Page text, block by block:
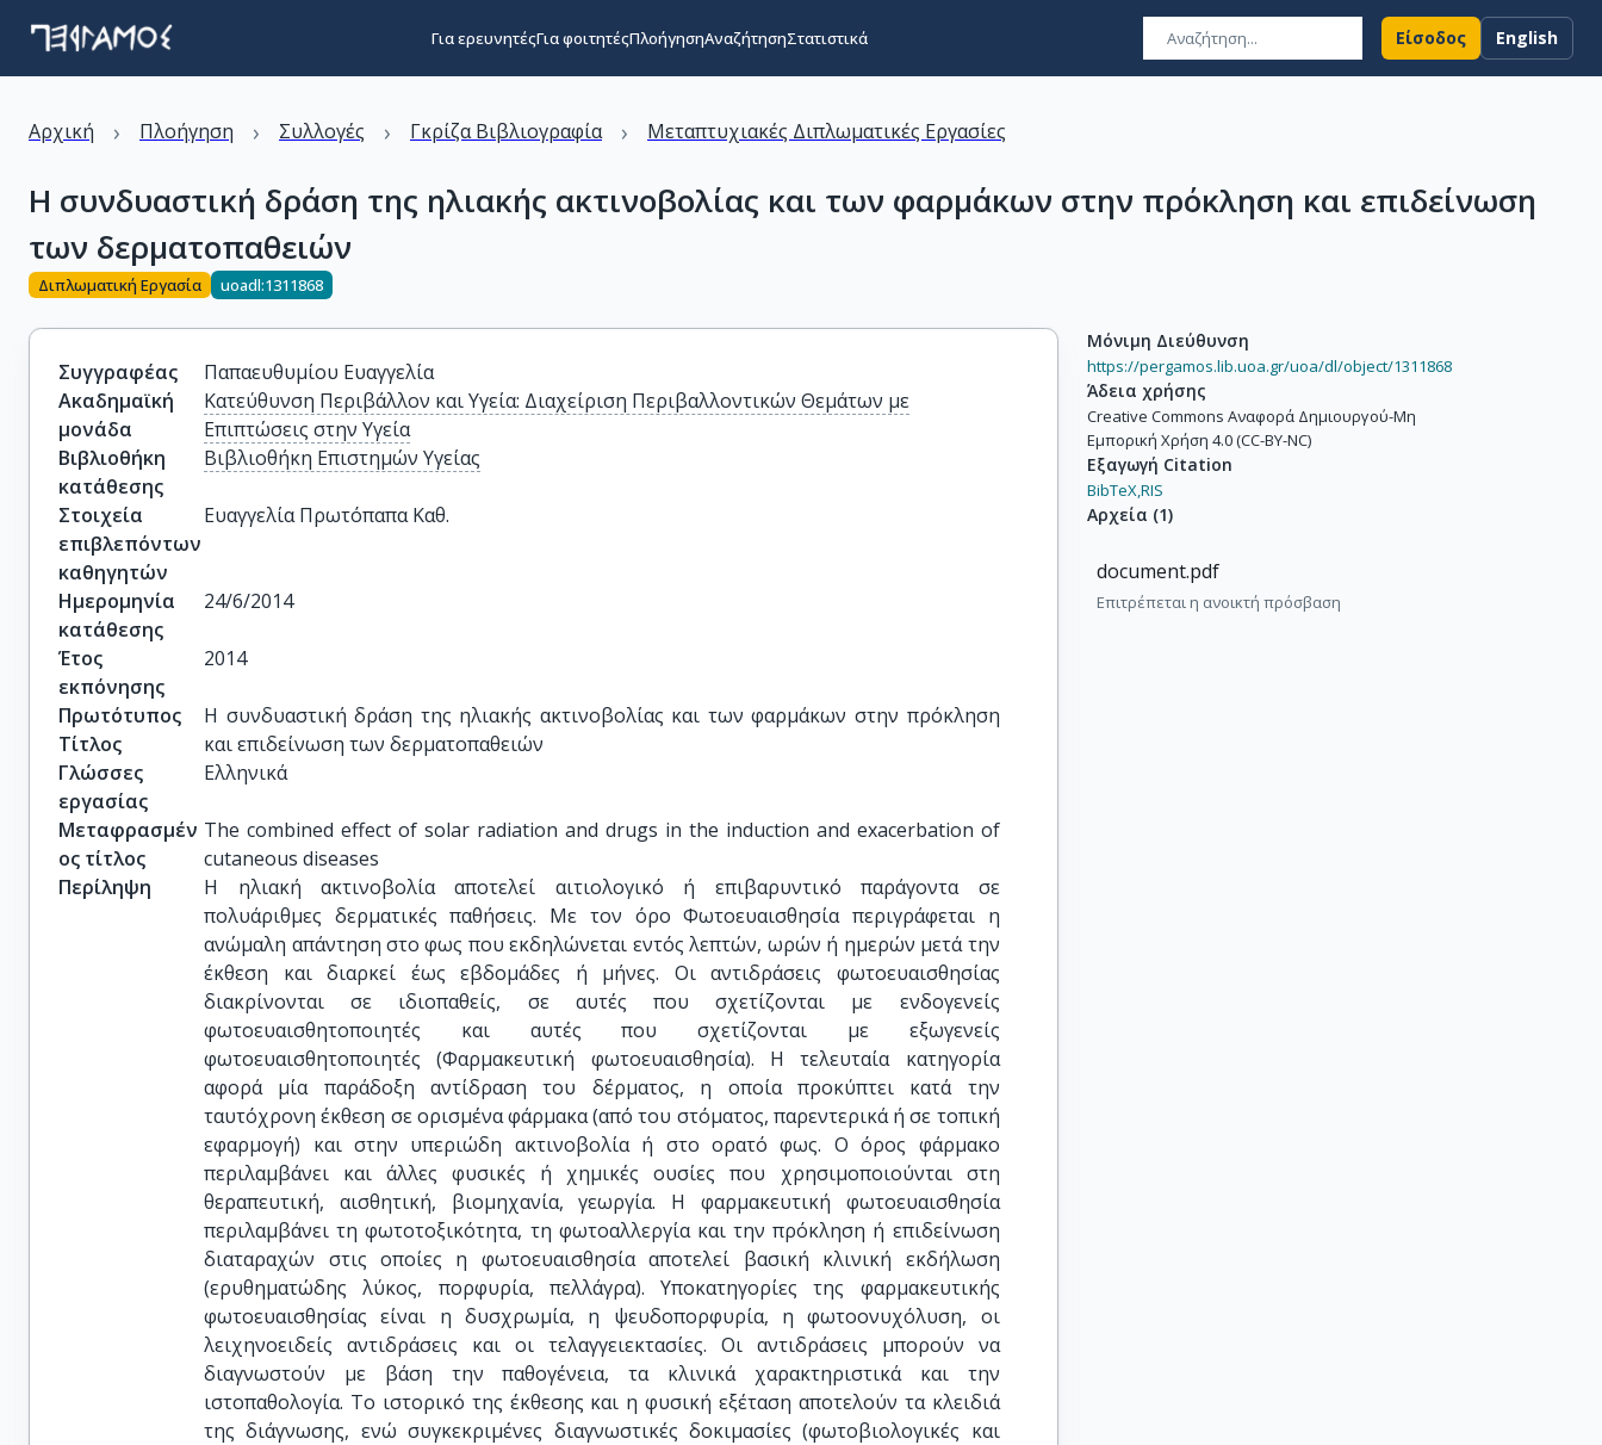
Για ερευνητέςΓια φοιτητέςΠλοήγησηΑναζήτησηΣτατιστικά Είσοδος English
Αρχική › Πλοήγηση › Συλλογές › Γκρίζα Βιβλιογραφία › Μεταπτυχιακές Διπλωματικές Εργασίες
Η συνδυαστική δράση της ηλιακής ακτινοβολίας και των φαρμάκων στην πρόκληση και επιδείνωση
των δερματοπαθειών
Διπλωματική Εργασία uoadl:1311868
Συγγραφέας
Παπαευθυμίου Ευαγγελία
Ακαδημαϊκή
μονάδα
Κατεύθυνση Περιβάλλον και Υγεία: Διαχείριση Περιβαλλοντικών Θεμάτων με
Επιπτώσεις στην Υγεία
Βιβλιοθήκη
κατάθεσης
Βιβλιοθήκη Επιστημών Υγείας
Στοιχεία
επιβλεπόντων
καθηγητών
Ευαγγελία Πρωτόπαπα Καθ.
Ημερομηνία
κατάθεσης
24/6/2014
Έτος
εκπόνησης
2014
Πρωτότυπος
Τίτλος
Η συνδυαστική δράση της ηλιακής ακτινοβολίας και των φαρμάκων στην πρόκληση
και επιδείνωση των δερματοπαθειών
Γλώσσες
εργασίας
Ελληνικά
Μεταφρασμέν
ος τίτλος
The combined effect of solar radiation and drugs in the induction and exacerbation of
cutaneous diseases
Περίληψη
Η ηλιακή ακτινοβολία αποτελεί αιτιολογικό ή επιβαρυντικό παράγοντα σε
πολυάριθμες δερματικές παθήσεις. Με τον όρο Φωτοευαισθησία περιγράφεται η
ανώμαλη απάντηση στο φως που εκδηλώνεται εντός λεπτών, ωρών ή ημερών μετά την
έκθεση και διαρκεί έως εβδομάδες ή μήνες. Οι αντιδράσεις φωτοευαισθησίας
διακρίνονται σε ιδιοπαθείς, σε αυτές που σχετίζονται με ενδογενείς
φωτοευαισθητοποιητές και αυτές που σχετίζονται με εξωγενείς
φωτοευαισθητοποιητές (Φαρμακευτική φωτοευαισθησία). Η τελευταία κατηγορία
αφορά μία παράδοξη αντίδραση του δέρματος, η οποία προκύπτει κατά την
ταυτόχρονη έκθεση σε ορισμένα φάρμακα (από του στόματος, παρεντερικά ή σε τοπική
εφαρμογή) και στην υπεριώδη ακτινοβολία ή στο ορατό φως. Ο όρος φάρμακο
περιλαμβάνει και άλλες φυσικές ή χημικές ουσίες που χρησιμοποιούνται στη
θεραπευτική, αισθητική, βιομηχανία, γεωργία. Η φαρμακευτική φωτοευαισθησία
περιλαμβάνει τη φωτοτοξικότητα, τη φωτοαλλεργία και την πρόκληση ή επιδείνωση
διαταραχών στις οποίες η φωτοευαισθησία αποτελεί βασική κλινική εκδήλωση
(ερυθηματώδης λύκος, πορφυρία, πελλάγρα). Υποκατηγορίες της φαρμακευτικής
φωτοευαισθησίας είναι η δυσχρωμία, η ψευδοπορφυρία, η φωτοονυχόλυση, οι
λειχηνοειδείς αντιδράσεις και οι τελαγγειεκτασίες. Οι αντιδράσεις μπορούν να
διαγνωστούν με βάση την παθογένεια, τα κλινικά χαρακτηριστικά και την
ιστοπαθολογία. Το ιστορικό της έκθεσης και η φυσική εξέταση αποτελούν τα κλειδιά
της διάγνωσης, ενώ συγκεκριμένες διαγνωστικές δοκιμασίες (φωτοβιολογικές και
Μόνιμη Διεύθυνση
https://pergamos.lib.uoa.gr/uoa/dl/object/1311868
Άδεια χρήσης
Creative Commons Αναφορά Δημιουργού-Μη
Εμπορική Χρήση 4.0 (CC-BY-NC)
Εξαγωγή Citation
BibTeX,RIS
Αρχεία (1)
document.pdf
Επιτρέπεται η ανοικτή πρόσβαση